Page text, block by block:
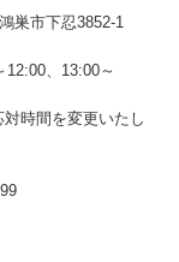
巣市下忍3852-1
、13:00～
時間を変更いたし